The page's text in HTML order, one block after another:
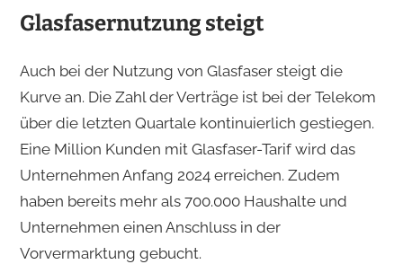
Glasfasernutzung steigt
Auch bei der Nutzung von Glasfaser steigt die
Kurve an. Die Zahl der Verträge ist bei der Telekom
über die letzten Quartale kontinuierlich gestiegen.
Eine Million Kunden mit Glasfaser-Tarif wird das
Unternehmen Anfang 2024 erreichen. Zudem
haben bereits mehr als 700.000 Haushalte und
Unternehmen einen Anschluss in der
Vorvermarktung gebucht.